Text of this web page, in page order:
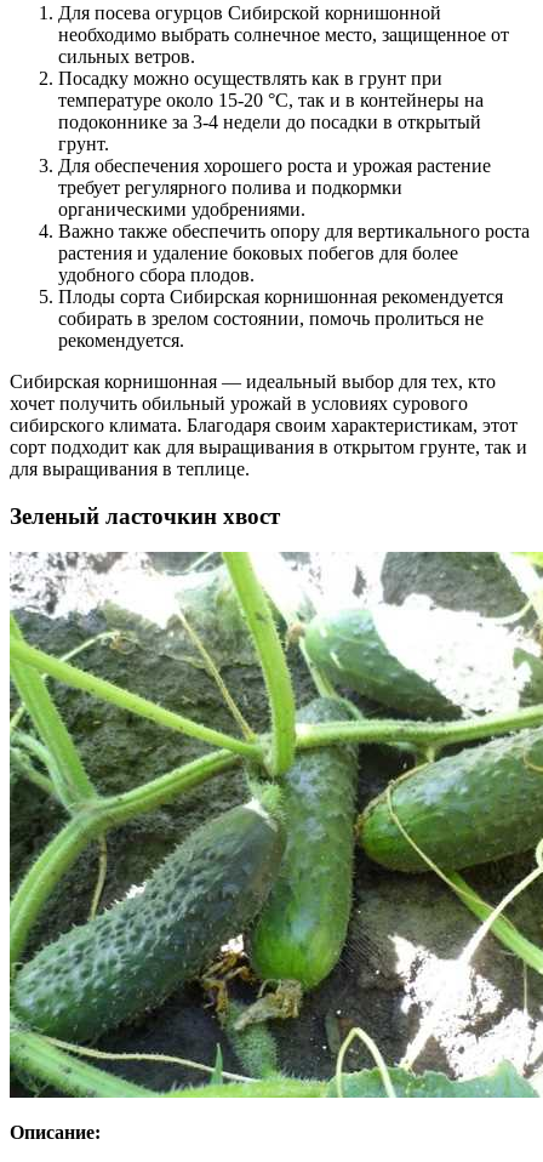
Для посева огурцов Сибирской корнишонной
необходимо выбрать солнечное место, защищенное от
сильных ветров.
Посадку можно осуществлять как в грунт при
температуре около 15-20 °C, так и в контейнеры на
подоконнике за 3-4 недели до посадки в открытый
грунт.
Для обеспечения хорошего роста и урожая растение
требует регулярного полива и подкормки
органическими удобрениями.
Важно также обеспечить опору для вертикального роста
растения и удаление боковых побегов для более
удобного сбора плодов.
Плоды сорта Сибирская корнишонная рекомендуется
собирать в зрелом состоянии, помочь пролиться не
рекомендуется.
Сибирская корнишонная — идеальный выбор для тех, кто
хочет получить обильный урожай в условиях сурового
сибирского климата. Благодаря своим характеристикам, этот
сорт подходит как для выращивания в открытом грунте, так и
для выращивания в теплице.
Зеленый ласточкин хвост
Описание: